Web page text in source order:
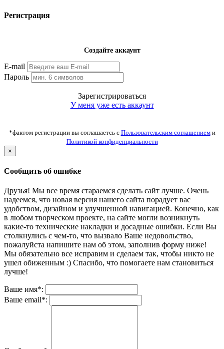
Регистрация
Создайте аккаунт
E-mail
Пароль
Зарегистрироваться
У меня уже есть аккаунт
*фактом регистрации вы соглашаетсь с Пользовательским соглашениеми
Политикой конфиденциальности
×
Сообщить об ошибке
Друзья! Мы все время стараемся сделать сайт лучше. Очень
надеемся, что новая версия нашего сайта порадует вас
удобством, дизайном и улучшенной навигацией. Конечно, как
в любом творческом проекте, на сайте могли возникнуть
какие-то технические накладки и досадные ошибки. Если Вы
столкнулись с чем-то, что вызвало Ваше недовольство,
пожалуйста напишите нам об этом, заполнив форму ниже!
Мы обязательно все исправим и сделаем так, чтобы никто не
ушел обиженным :) Спасибо, что помогаете нам становиться
лучше!
Ваше имя*:
Ваше email*: